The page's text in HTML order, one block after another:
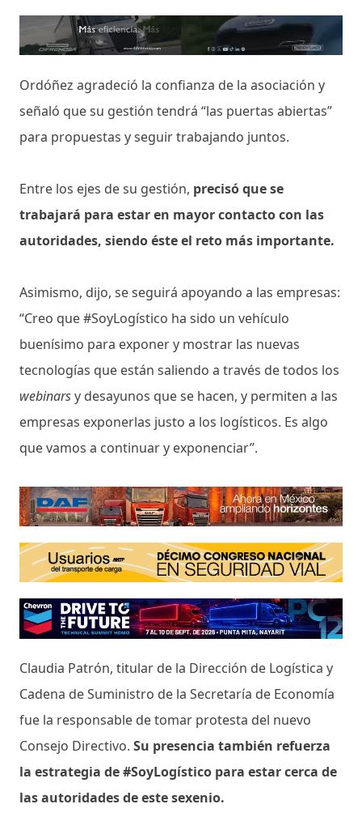
Ordóñez agradeció la confianza de la asociación y
señaló que su gestión tendrá “las puertas abiertas”
para propuestas y seguir trabajando juntos.
Entre los ejes de su gestión, precisó que se
trabajará para estar en mayor contacto con las
autoridades, siendo éste el reto más importante.
Asimismo, dijo, se seguirá apoyando a las empresas:
“Creo que #SoyLogístico ha sido un vehículo
buenísimo para exponer y mostrar las nuevas
tecnologías que están saliendo a través de todos los
webinarsy desayunos que se hacen, y permiten a las
empresas exponerlas justo a los logísticos. Es algo
que vamos a continuar y exponenciar”.
Claudia Patrón, titular de la Dirección de Logística y
Cadena de Suministro de la Secretaría de Economía
fue la responsable de tomar protesta del nuevo
Consejo Directivo. Su presencia también refuerza
la estrategia de #SoyLogístico para estar cerca de
las autoridades de este sexenio.